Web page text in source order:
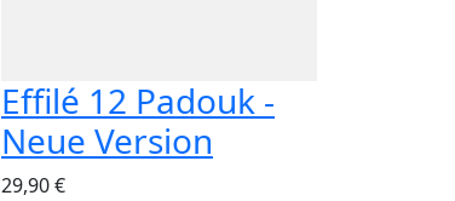
Effilé 12 Padouk -
Neue Version
29,90 €